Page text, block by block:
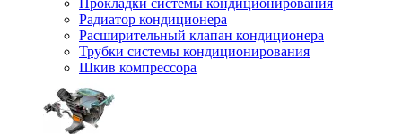
Прокладки системы кондиционирования
Радиатор кондиционера
Расширительный клапан кондиционера
Трубки системы кондиционирования
Шкив компрессора